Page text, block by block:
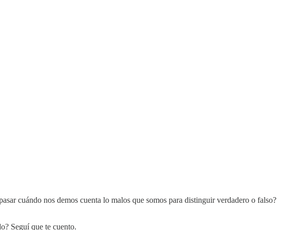
cuándo nos demos cuenta lo malos que somos para distinguir verdadero o falso?
Seguí que te cuento.